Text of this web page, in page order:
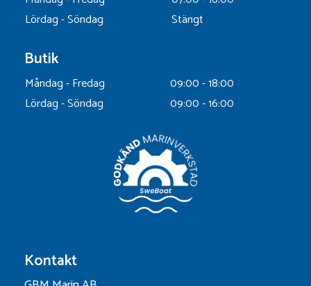
Lördag - Söndag
Stängt
Butik
Måndag - Fredag
09:00 - 18:00
Lördag - Söndag
09:00 - 16:00
Kontakt